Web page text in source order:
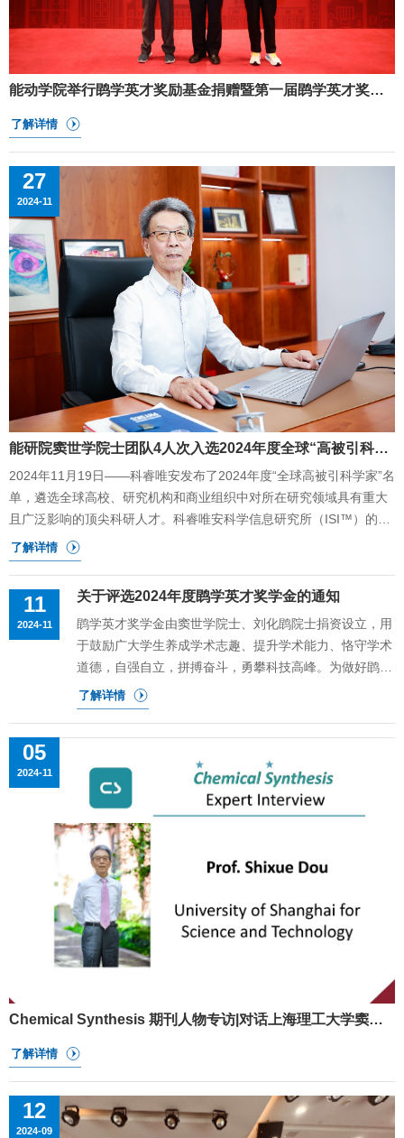
能动学院举行鹍学英才奖励基金捐赠暨第一届鹍学英才奖学金颁奖典礼
27
2024-11
能研院窦世学院士团队4人次入选2024年度全球“高被引科学家”榜单
2024年11月19日——科睿唯安发布了2024年度“全球高被引科学家”名
单，遴选全球高校、研究机构和商业组织中对所在研究领域具有重大
且广泛影响的顶尖科研人才。科睿唯安科学信息研究所（ISI™）的文
献计量学专家和数据科学家基于Web of Science 核心合集（Web of
Science Core Collection™） 引文数据以及定性分析，开展了严格的
家入选2024年度名单，上海理工大学共5人次入选，在中国内地高校
中位列第47位。能源材料科学研究院的窦世学院士团队共有4人次入
选，窦世学院士入选的学科领域为化学学科、材料科学学科，刘化鹍
院士入选的学科领域为材料科学学科，Bao Qiaoliang入选的学科领域
为交叉学科。此次入选为窦世学院士2021年至2024年连续四年入选该
榜单。刘化鹍院士在继2016年及2018年至2023年期间后，再次入选
全球高被引科学家名单。同时，Bao Qiaoliang教授也为2018年至
2024年连续七年入选科睿唯安全球高被引用学者榜单。【院士介绍】
窦世学院士窦世学是上海理
11
2024-11
关于评选2024年度鹍学英才奖学金的通知
鹍学英才奖学金由窦世学院士、刘化鹍院士捐资设立，用
于鼓励广大学生养成学术志趣、提升学术能力、恪守学术
道德，自强自立，拼搏奋斗，勇攀科技高峰。为做好鹍学
英才奖学金的选拔评审工作，现发布评选通知：一、参评
对象与奖项设置 （一）参评对象在规定学制内已进行学
领域开展科学研究及相应的学术活动。（二）评选条件1.
具有高尚的爱国主义情怀和集体主义精神，社会主义信念
坚定，社会责任感强，遵纪守法，诚实守信，模范遵守校
纪校规，在校期间未受任何处分。2. 成绩优异，在具有影
响的期刊发表高质量论文。3. 作为第一发明人申报发明专
利并获得授权。4. 获得国家级竞赛三等奖及以上奖项。5.
参加海外高校联合培养三个月以上。（三）奖项设置
2024年度鹍学英才奖学金分为“鹍学英才奖”约4名（奖励
金额：2万/人）、“鹍学英才提名奖”约2名（奖励金额：
0.5万/人）与“鹍学新生奖”约4名（奖励金额：1万/人）三
个奖项。其中“鹍学新生奖”原则上面向报考能源材料科学
研究院的2024级博士新生，每个奖项的具体名额根据实
05
2024-11
Chemical Synthesis 期刊人物专访|对话上海理工大学窦世学院士
12
2024-09